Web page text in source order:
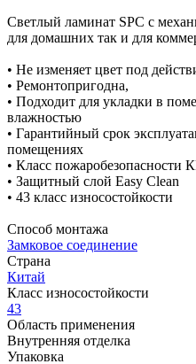
Светлый ламинат SPC с
для домашних так и для
• Не изменяет цвет под
• Ремонтопригодна,
• Подходит для укладки в
влажностью
• Гарантийный срок
помещениях
• Класс пожаробезопасности
• Защитный слой Easy Clean
• 43 класс износостойкости
Способ монтажа
Замковое соединение
Страна
Китай
Класс износостойкости
43
Область применения
Внутренняя отделка
Упаковка